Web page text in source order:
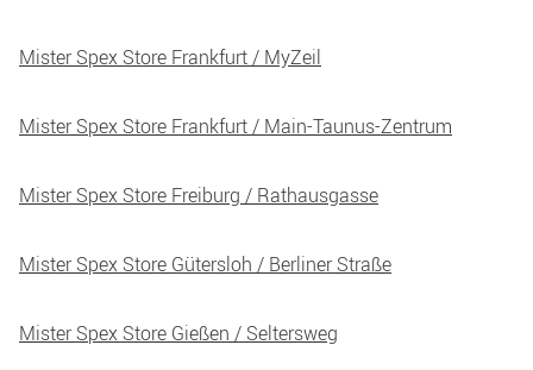
Mister Spex Store Frankfurt / MyZeil
Mister Spex Store Frankfurt / Main-Taunus-Zentrum
Mister Spex Store Freiburg / Rathausgasse
Mister Spex Store Gütersloh / Berliner Straße
Mister Spex Store Gießen / Seltersweg